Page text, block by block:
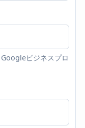
ビジネスプロ